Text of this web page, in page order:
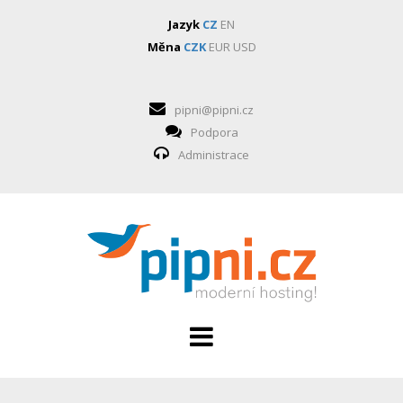
Jazyk CZ EN
Měna CZK EUR USD
pipni@pipni.cz
Podpora
Administrace